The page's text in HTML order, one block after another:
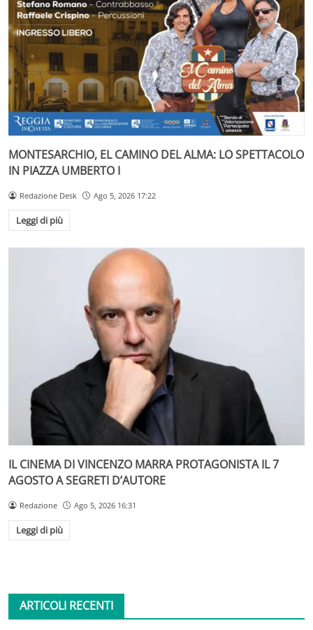
MONTESARCHIO, EL CAMINO DEL ALMA: LO SPETTACOLO
IN PIAZZA UMBERTO I
Redazione Desk Ago 5, 2026 17:22
Leggi di più
IL CINEMA DI VINCENZO MARRA PROTAGONISTA IL 7
AGOSTO A SEGRETI D’AUTORE
Redazione Ago 5, 2026 16:31
Leggi di più
ARTICOLI RECENTI